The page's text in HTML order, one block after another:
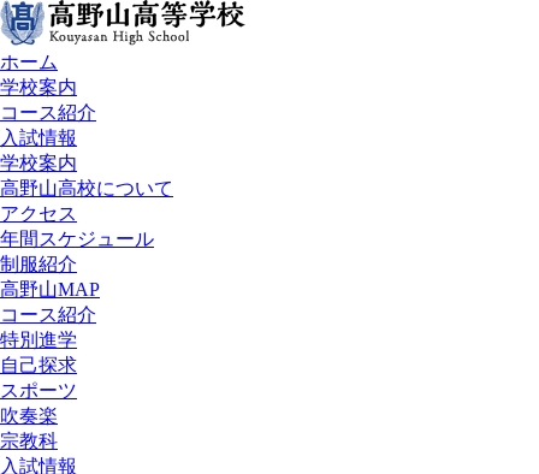
ホーム
学校案内
コース紹介
入試情報
学校案内
高野山高校について
アクセス
年間スケジュール
制服紹介
高野山MAP
コース紹介
特別進学
自己探求
スポーツ
吹奏楽
宗教科
入試情報